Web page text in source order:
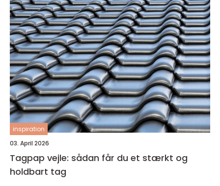
inspiration
03. April 2026
Tagpap vejle: sådan får du et stærkt og
holdbart tag